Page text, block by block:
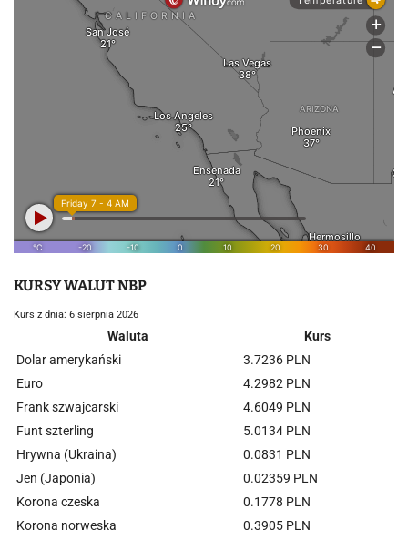
KURSY WALUT NBP
Kurs z dnia: 6 sierpnia 2026
Waluta
Kurs
Dolar amerykański
3.7236 PLN
Euro
4.2982 PLN
Frank szwajcarski
4.6049 PLN
Funt szterling
5.0134 PLN
Hrywna (Ukraina)
0.0831 PLN
Jen (Japonia)
0.02359 PLN
Korona czeska
0.1778 PLN
Korona norweska
0.3905 PLN